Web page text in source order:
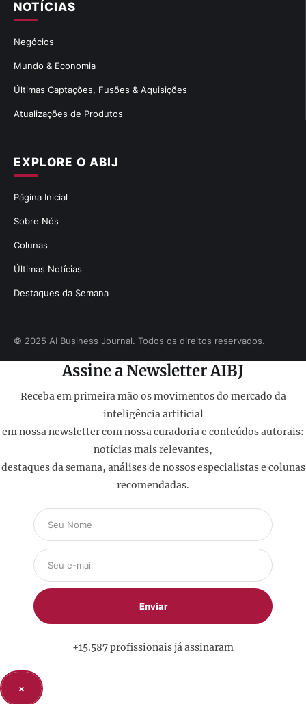
EXPLORE O ABIJ
Página Inicial
Sobre Nós
Colunas
Últimas Notícias
Destaques da Semana
NOTÍCIAS
Negócios
Mundo & Economia
Últimas Captações, Fusões & Aquisições
Atualizações de Produtos
© 2025 AI Business Journal. Todos os direitos reservados.
Assine a Newsletter AIBJ
Receba em primeira mão os movimentos do mercado da
inteligência artificial
em nossa newsletter com nossa curadoria e conteúdos autorais:
notícias mais relevantes,
destaques da semana, análises de nossos especialistas e colunas
recomendadas.
+15.587 profissionais já assinaram
×